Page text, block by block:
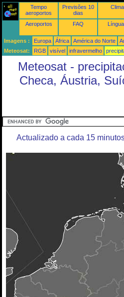
Tempo
aeroportos
Previsões 10
dias
Clima
Aeroportos FAQ
Imagens : Europa África América do Norte
Meteosat:
RGB visível infravermelho
Meteosat -
Checa, Áustria,
Actualizado a cada 15